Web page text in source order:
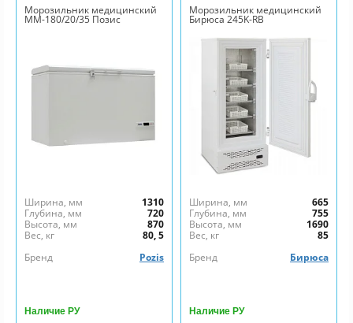
Морозильник медицинский
ММ-180/20/35 Позис
Ширина, мм
1310
Глубина, мм
720
Высота, мм
870
Вес, кг
80, 5
Бренд
Pozis
Наличие РУ
Морозильник медицинский
Бирюса 245K-RB
Ширина, мм
665
Глубина, мм
755
Высота, мм
1690
Вес, кг
85
Бренд
Бирюса
Наличие РУ